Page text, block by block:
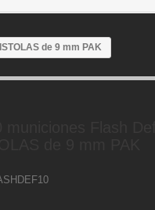
de 9 mm PAK